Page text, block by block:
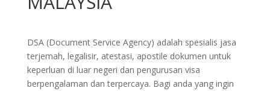
DSA (Document Service Agency) adalah spesialis jasa
terjemah, legalisir, atestasi, apostile dokumen untuk
keperluan di luar negeri dan pengurusan visa
berpengalaman dan terpercaya. Bagi anda yang ingin